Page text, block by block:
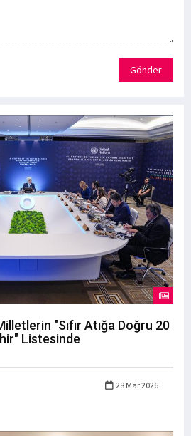
Gönder
"Sıfır Atığa Doğru 20
Listesinde
28 Mar 2026